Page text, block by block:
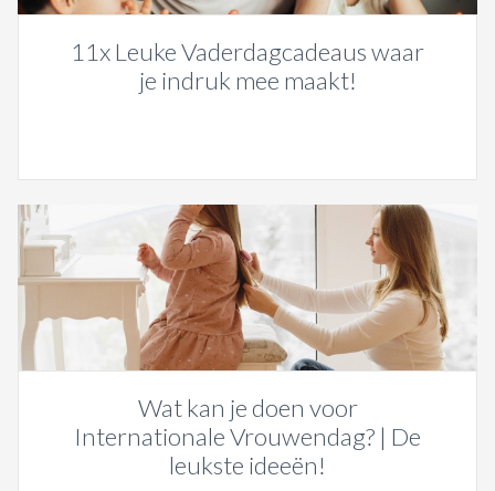
11x Leuke Vaderdagcadeaus waar
je indruk mee maakt!
Wat kan je doen voor
Internationale Vrouwendag? | De
leukste ideeën!